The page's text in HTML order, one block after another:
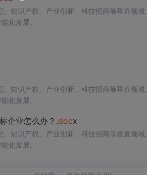
知识产权、产业创新、科技招商等垂直领域
化发展。
知识产权、产业创新、科技招商等垂直领域
化发展。
企业怎么办？.docx
知识产权、产业创新、科技招商等垂直领域
化发展。